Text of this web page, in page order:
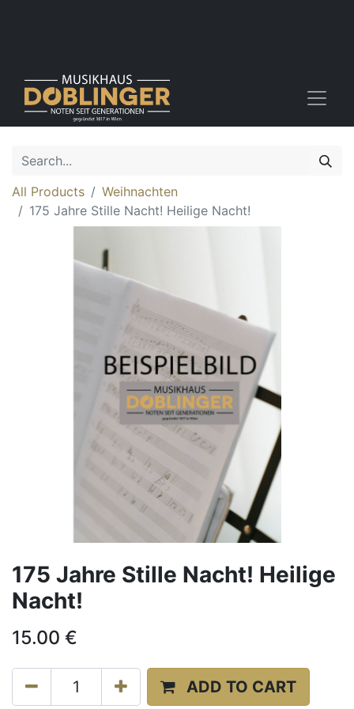
All Products
Weihnachten
175 Jahre Stille Nacht! Heilige Nacht!
175 Jahre Stille Nacht! Heilige
Nacht!
15.00 €
ADD TO CART